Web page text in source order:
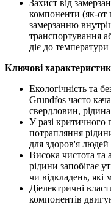
Захист від
компоненти (як-от
замерзанню
транспортування
діє до
Ключові
Екологічність та
Grundfos часто
свердловин,
У разі критичного
потрапляння
для здоров'я
Висока чистота та
рідини запобігає
чи відкладень, які
Діелектричні
компонентів